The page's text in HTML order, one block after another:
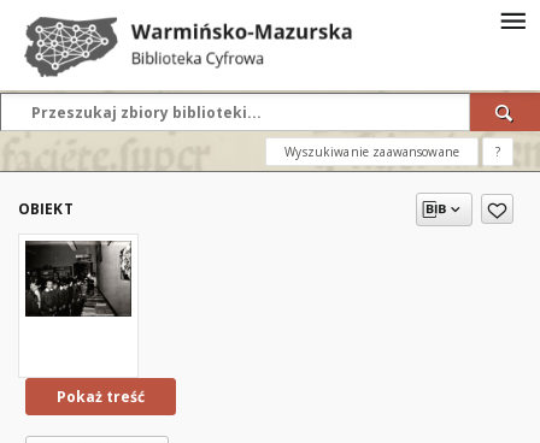
Wyszukiwanie zaawansowane ?
OBIEKT
Pokaż treść